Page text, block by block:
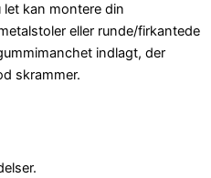
let kan montere din
eller runde/firkantede
indlagt, der
skrammer.